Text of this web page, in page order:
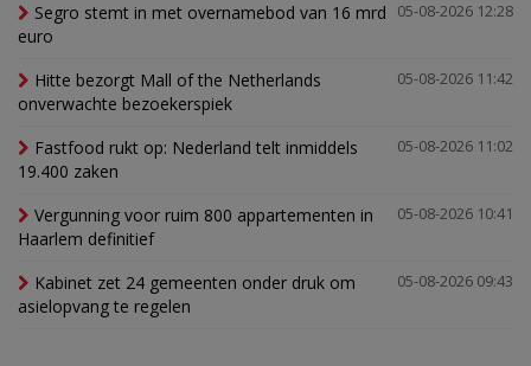
05-08-2026 12:28
Segro stemt in met overnamebod van 16 mrd
euro
05-08-2026 11:42
Hitte bezorgt Mall of the Netherlands
onverwachte bezoekerspiek
05-08-2026 11:02
Fastfood rukt op: Nederland telt inmiddels
19.400 zaken
05-08-2026 10:41
Vergunning voor ruim 800 appartementen in
Haarlem definitief
05-08-2026 09:43
Kabinet zet 24 gemeenten onder druk om
asielopvang te regelen